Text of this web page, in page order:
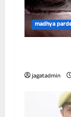
madhya
jagatadmin